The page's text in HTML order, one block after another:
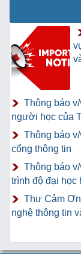
Thông báo
người học của
Thông báo
cổng thông tin
Thông báo
trình độ đại học
Thư Cảm
nghệ thông tin